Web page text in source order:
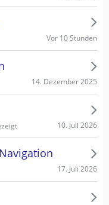
Vor 10 Stunden
14. Dezember 2025
10. Juli 2026
17. Juli 2026